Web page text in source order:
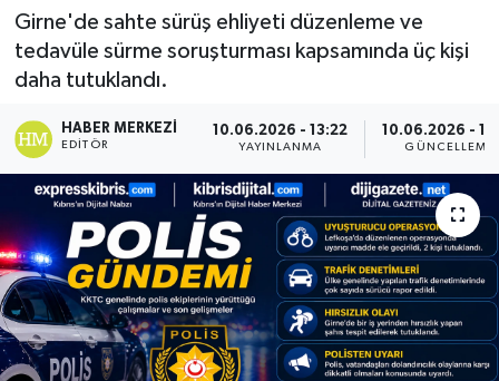
Girne'de sahte sürüş ehliyeti düzenleme ve
tedavüle sürme soruşturması kapsamında üç kişi
daha tutuklandı.
HABER MERKEZI
EDITÖR
10.06.2026 - 13:22
YAYINLANMA
10.06.2026 -
GÜNCELLEME
DÜNYA
EĞİTİM
EKONOMİ
ENGLISH
ESENTEPE
GAZİMAĞUSA
GİRNE
Son Dakika Haberleri
Haber Arşivi